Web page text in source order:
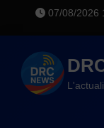
07/08/2026